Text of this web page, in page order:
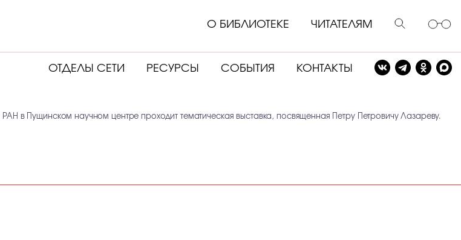
О БИБЛИОТЕКЕ ЧИТАТЕЛЯМ
ОТДЕЛЫ СЕТИ РЕСУРСЫ СОБЫТИЯ КОНТАКТЫ
в Пущинском научном центре проходит тематическая выставка, посвященная Петру Петровичу Лазареву.